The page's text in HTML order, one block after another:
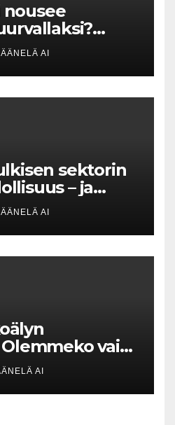
nousee
lataa
🚀
AI
sektorin
– ja
välittömiä
AI
vain
vai
gigatehtaan?
AI